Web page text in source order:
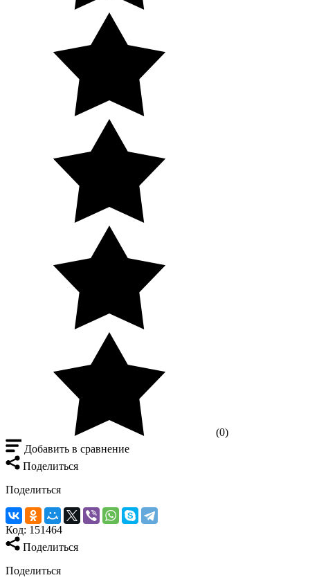
(0)
Добавить в сравнение
Поделиться
Поделиться
Код: 151464
Поделиться
Поделиться